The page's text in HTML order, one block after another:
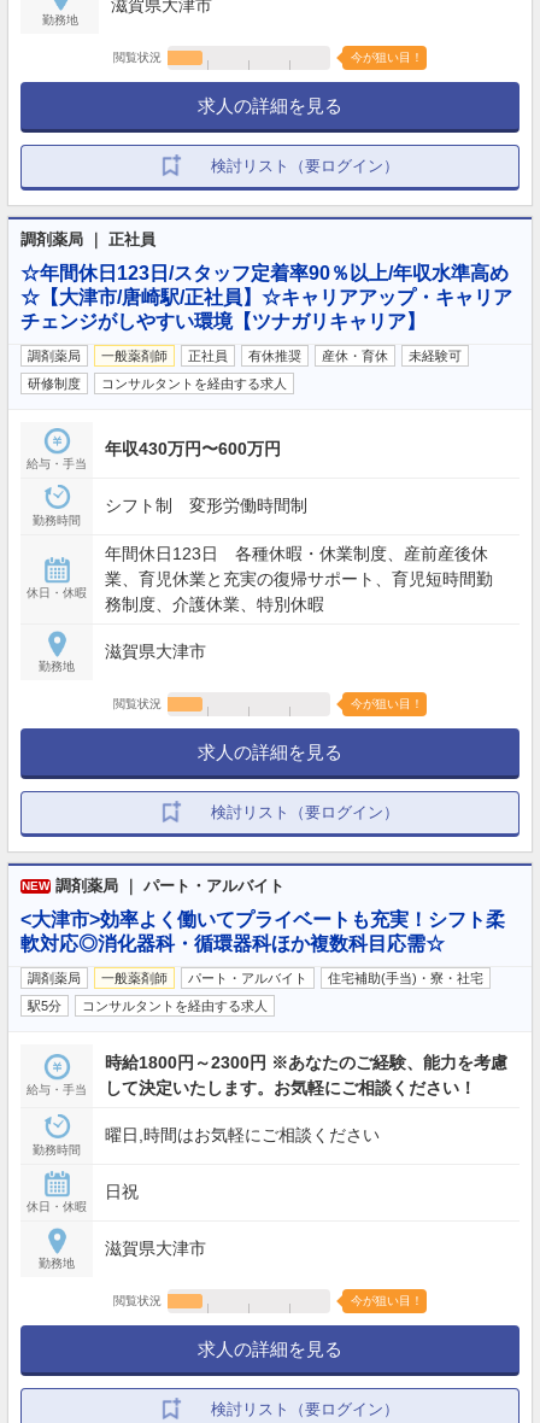
勤務地
滋賀県大津市
閲覧状況 今が狙い目！
求人の詳細を見る
検討リスト（要ログイン）
調剤薬局 ｜ 正社員
☆年間休日123日/スタッフ定着率90％以上/年収水準高め
☆【大津市/唐崎駅/正社員】☆キャリアアップ・キャリア
チェンジがしやすい環境【ツナガリキャリア】
調剤薬局 一般薬剤師 正社員 有休推奨 産休・育休
未経験可
研修制度
コンサルタントを経由する求人
給与・手当
年収430万円〜600万円
勤務時間
シフト制 変形労働時間制
休日・休暇
年間休日123日 各種休暇・休業制度、産前産後休
業、育児休業と充実の復帰サポート、育児短時間勤
務制度、介護休業、特別休暇
勤務地
滋賀県大津市
閲覧状況 今が狙い目！
求人の詳細を見る
検討リスト（要ログイン）
NEW 調剤薬局 ｜ パート・アルバイト
<大津市>効率よく働いてプライベートも充実！シフト柔
軟対応◎消化器科・循環器科ほか複数科目応需☆
調剤薬局 一般薬剤師 パート・アルバイト
住宅補助(手当)・寮・社宅
駅5分
コンサルタントを経由する求人
給与・手当
時給1800円～2300円 ※あなたのご経験、能力を考慮
して決定いたします。お気軽にご相談ください！
勤務時間
曜日,時間はお気軽にご相談ください
休日・休暇
日祝
勤務地
滋賀県大津市
閲覧状況 今が狙い目！
求人の詳細を見る
検討リスト（要ログイン）